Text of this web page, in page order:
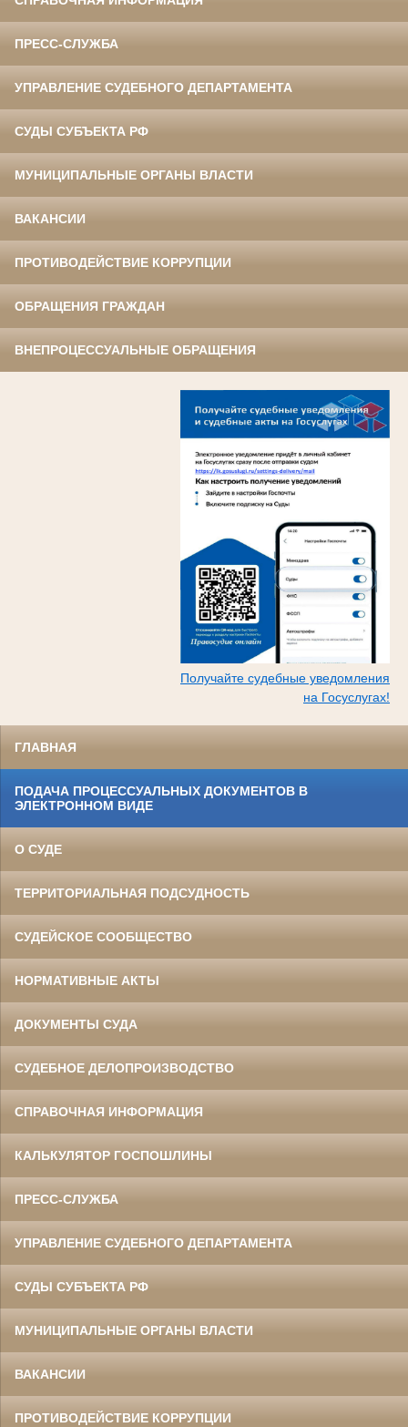
ПРЕСС-СЛУЖБА
УПРАВЛЕНИЕ СУДЕБНОГО ДЕПАРТАМЕНТА
СУДЫ СУБЪЕКТА РФ
МУНИЦИПАЛЬНЫЕ ОРГАНЫ ВЛАСТИ
ВАКАНСИИ
ПРОТИВОДЕЙСТВИЕ КОРРУПЦИИ
ОБРАЩЕНИЯ ГРАЖДАН
ВНЕПРОЦЕССУАЛЬНЫЕ ОБРАЩЕНИЯ
Получайте судебные уведомления
на Госуслугах!
ГЛАВНАЯ
ПОДАЧА ПРОЦЕССУАЛЬНЫХ ДОКУМЕНТОВ В
ЭЛЕКТРОННОМ ВИДЕ
О СУДЕ
ТЕРРИТОРИАЛЬНАЯ ПОДСУДНОСТЬ
СУДЕЙСКОЕ СООБЩЕСТВО
НОРМАТИВНЫЕ АКТЫ
ДОКУМЕНТЫ СУДА
СУДЕБНОЕ ДЕЛОПРОИЗВОДСТВО
СПРАВОЧНАЯ ИНФОРМАЦИЯ
КАЛЬКУЛЯТОР ГОСПОШЛИНЫ
ПРЕСС-СЛУЖБА
УПРАВЛЕНИЕ СУДЕБНОГО ДЕПАРТАМЕНТА
СУДЫ СУБЪЕКТА РФ
МУНИЦИПАЛЬНЫЕ ОРГАНЫ ВЛАСТИ
ВАКАНСИИ
ПРОТИВОДЕЙСТВИЕ КОРРУПЦИИ